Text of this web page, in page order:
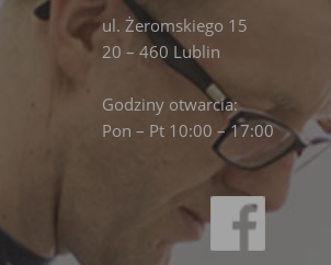
ul. Żeromskiego 15
20 – 460 Lublin
Godziny otwarcia:
Pon – Pt 10:00 – 17:00